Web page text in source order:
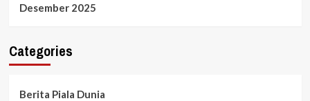
Desember 2025
Categories
Berita Piala Dunia